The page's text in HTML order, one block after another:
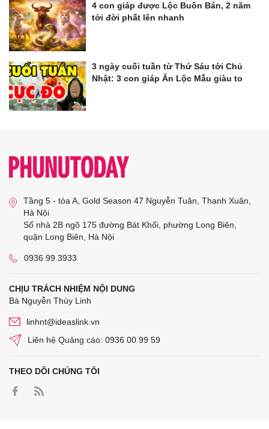
4 con giáp được Lộc Buôn Bán, 2 năm
tới đời phất lên nhanh
3 ngày cuối tuần từ Thứ Sáu tới Chủ
Nhật: 3 con giáp Ăn Lộc Mẫu giàu to
Tầng 5 - tòa A, Gold Season 47 Nguyễn Tuân, Thanh Xuân,
Hà Nội
Số nhà 2B ngõ 175 đường Bát Khối, phường Long Biên,
quận Long Biên, Hà Nội
0936 99 3933
CHỊU TRÁCH NHIỆM NỘI DUNG
Bà Nguyễn Thùy Linh
linhnt@ideaslink.vn
Liên hệ Quảng cáo: 0936 00 99 59
THEO DÕI CHÚNG TÔI